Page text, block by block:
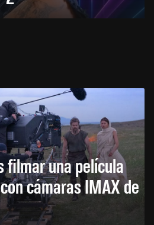
filmar una película
cámaras IMAX de